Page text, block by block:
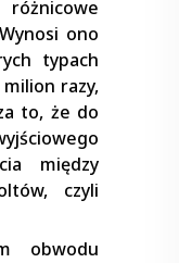
ono
typach
razy,
to, że do
między
czyli
obwodu